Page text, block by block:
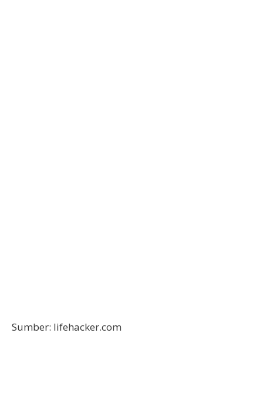
Sumber: lifehacker.com